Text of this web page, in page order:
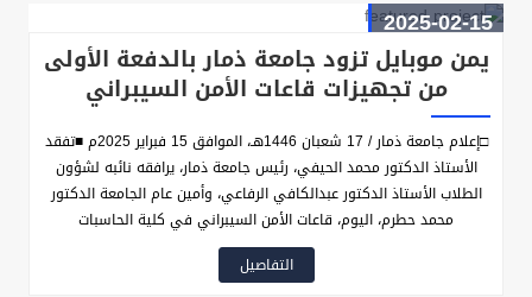
2025-02-15
يمن موبايل تزود جامعة ذمار بالدفعة الأولى
من تجهيزات قاعات الأمن السيبراني
□إعلام جامعة ذمار / 17 شعبان 1446هـ، الموافق 15 فبراير 2025م ■تفقد
الأستاذ الدكتور محمد الحيفي، رئيس جامعة ذمار، يرافقه نائبه لشؤون
الطلاب الأستاذ الدكتور عبدالكافي الرفاعي، وأمين عام الجامعة الدكتور
محمد حطرم، اليوم، قاعات الأمن السيبراني في كلية الحاسبات
والمعلوماتية، وذلك خلال حفل تسليم الدفعة الأولى من التجهيزات
المقدمة من شركة الاتصالات الوطنية "يمن موبايل"، وكان في استقبال
التفاصيل